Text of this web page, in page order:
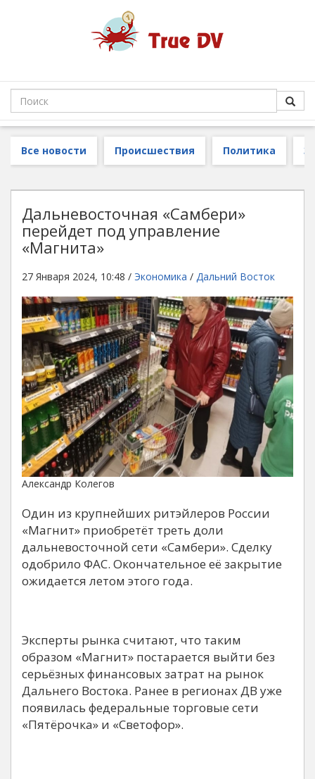
Все новости Происшествия Политика
Дальневосточная «Самбери»
перейдет под управление
«Магнита»
27 Января 2024, 10:48 / Экономика / Дальний Восток
Александр Колегов
Один из крупнейших ритэйлеров России
«Магнит» приобретёт треть доли
дальневосточной сети «Самбери». Сделку
одобрило ФАС. Окончательное её закрытие
ожидается летом этого года.
Эксперты рынка считают, что таким
образом «Магнит» постарается выйти без
серьёзных финансовых затрат на рынок
Дальнего Востока. Ранее в регионах ДВ уже
появилась федеральные торговые сети
«Пятёрочка» и «Светофор».